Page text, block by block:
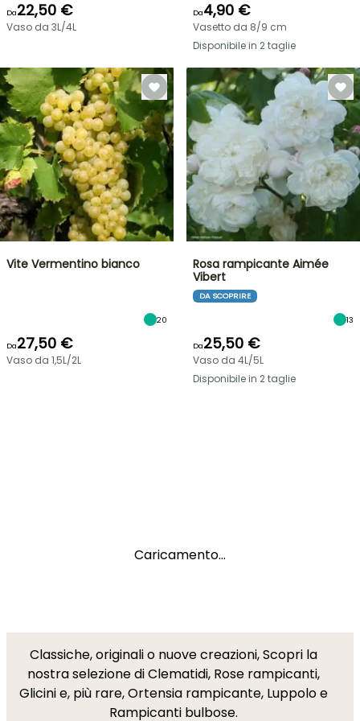
Da22,50 €
Vaso da 3L/4L
Da4,90 €
Vasetto da 8/9 cm
Disponibile in 2 taglie
Vite Vermentino bianco
20
Da27,50 €
Vaso da 1,5L/2L
Rosa rampicante Aimée
Vibert
DA SCOPRIRE
13
Da25,50 €
Vaso da 4L/5L
Disponibile in 2 taglie
Caricamento...
Classiche, originali o nuove creazioni, Scopri la
nostra selezione di Clematidi, Rose rampicanti,
Glicini e, più rare, Ortensia rampicante, Luppolo e
Rampicanti bulbose.